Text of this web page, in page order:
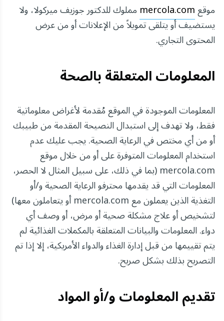
موقعmercola.com مملوك للدكتور جوزيف ميركولا، ولا
يستضيف أو يتلقى تمويلاً من الإعلانات أو من عرض
المحتوى التجاري.
المعلومات المتعلقة بالصحة
المعلومات الموجودة في الموقع مُقدمة لأغراض معلوماتية
فقط، ولا تهدف إلى استبدال النصيحة المقدمة من طبيبك
أو من أي مختص في الرعاية الصحية. يجب عليك عدم
استخدام المعلومات المتوفرة على أو من خلال موقع
mercola.com (بما في ذلك، على سبيل المثال لا الحصر،
المعلومات التي قد يقدمها محترفو الرعاية الصحية و/أو
التغذية الذين يعملون مع mercola.com أو يتعاملون معها)
لتشخيص أو علاج مشكلة صحية أو مرض، أو وصف أي
دواء. المعلومات والبيانات المتعلقة بالمكملات الغذائية لم
يتم تقييمها من قبل إدارة الغذاء والدواء الأمريكية، إلا إذا تم
التصريح بذلك بشكل صريح.
تقديم المعلومات و/أو المواد